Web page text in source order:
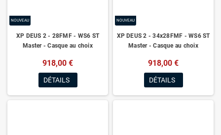
NOUVEAU
XP DEUS 2 - 28FMF - WS6 ST
Master - Casque au choix
918,00 €
DÉTAILS
NOUVEAU
XP DEUS 2 - 34x28FMF - WS6 ST
Master - Casque au choix
918,00 €
DÉTAILS